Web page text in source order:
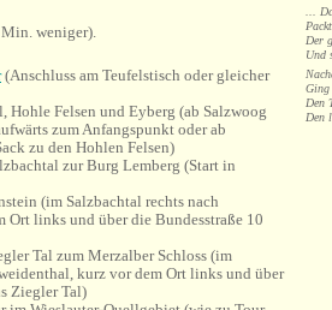
weniger).
(Anschluss am Teufelstisch oder gleicher
Hohle Felsen und Eyberg (ab Salzwoog
zum Anfangspunkt oder ab
zu den Hohlen Felsen)
zur Burg Lemberg (Start in
(im Salzbachtal rechts nach
links und über die Bundesstraße 10
Tal zum Merzalber Schloss (im
kurz vor dem Ort links und über
Ziegler Tal)
...
Der
Und
Ging
Den
Den